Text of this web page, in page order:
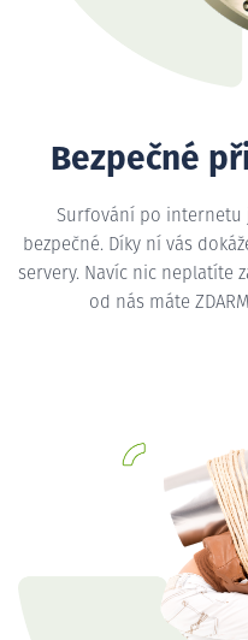
Bezpečné
Surfování po internetu
bezpečné. Díky ní vás
servery. Navíc nic neplatíte
od nás máte